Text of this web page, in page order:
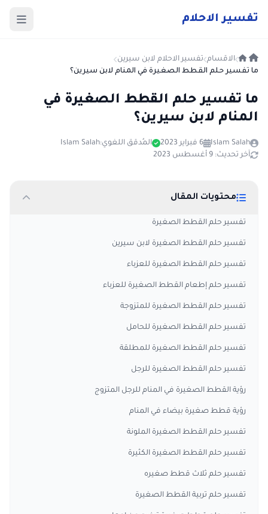
تفسير الاحلام
الاقسام تفسير الاحلام لابن سيرين
ما تفسير حلم القطط الصغيرة في المنام لابن سيرين؟
ما تفسير حلم القطط الصغيرة في
المنام لابن سيرين؟
Islam Salah 6 فبراير 2023 المُدقق اللغوي:Islam Salah
آخر تحديث: 9 أغسطس 2023
محتويات المقال
تفسير حلم القطط الصغيرة
تفسير حلم القطط الصغيرة لابن سيرين
تفسير حلم القطط الصغيرة للعزباء
تفسير حلم إطعام القطط الصغيرة للعزباء
تفسير حلم القطط الصغيرة للمتزوجة
تفسير حلم القطط الصغيرة للحامل
تفسير حلم القطط الصغيرة للمطلقة
تفسير حلم القطط الصغيرة للرجل
رؤية القطط الصغيرة في المنام للرجل المتزوج
رؤية قطط صغيرة بيضاء في المنام
تفسير حلم القطط الصغيرة الملونة
تفسير حلم القطط الصغيرة الكثيرة
تفسير حلم ثلاث قطط صغيره
تفسير حلم تربية القطط الصغيرة